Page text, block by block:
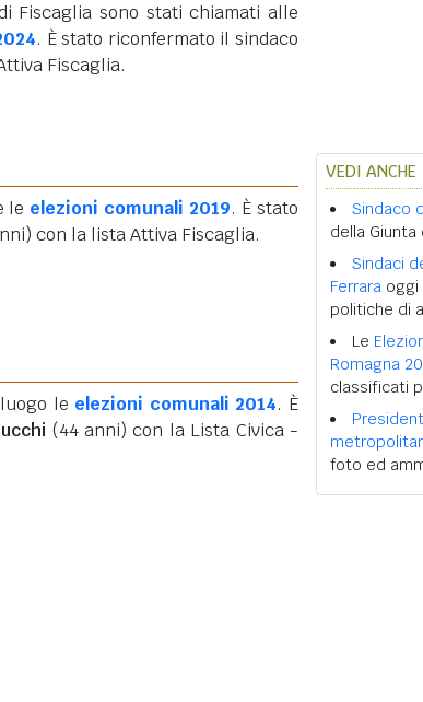
Fiscaglia sono stati chiamati alle
. È stato riconfermato il sindaco
Fiscaglia.
le elezioni comunali 2019. È stato
con la lista Attiva Fiscaglia.
le elezioni comunali 2014. È
(44 anni) con la Lista Civica -
VEDI ANCHE
Sindaco
della Giunta
Sindaci
Ferrara oggi
politiche di
Le
Romagna
classificati
foto ed